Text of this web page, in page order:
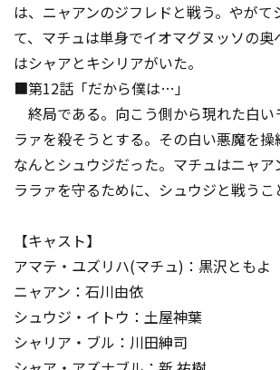
は、ニャアンのジフレドと戦う。やがて
て、マチュは単身でイオマグヌッソの奥
はシャアとキシリアがいた。
■第12話「だから僕は…」
終局である。向こう側から現れた白い
ラァを殺そうとする。その白い悪魔を操
なんとシュウジだった。マチュはニャア
ララァを守るために、シュウジと戦うこ
【キャスト】
アマテ・ユズリハ(マチュ)：黒沢ともよ
ニャアン：石川由依
シュウジ・イトウ：土屋神葉
シャリア・ブル：川田紳司